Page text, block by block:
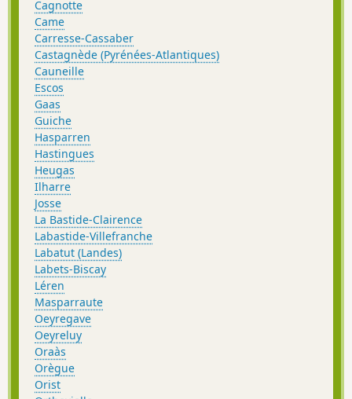
Cagnotte
Came
Carresse-Cassaber
Castagnède (Pyrénées-Atlantiques)
Cauneille
Escos
Gaas
Guiche
Hasparren
Hastingues
Heugas
Ilharre
Josse
La Bastide-Clairence
Labastide-Villefranche
Labatut (Landes)
Labets-Biscay
Léren
Masparraute
Oeyregave
Oeyreluy
Oraàs
Orègue
Orist